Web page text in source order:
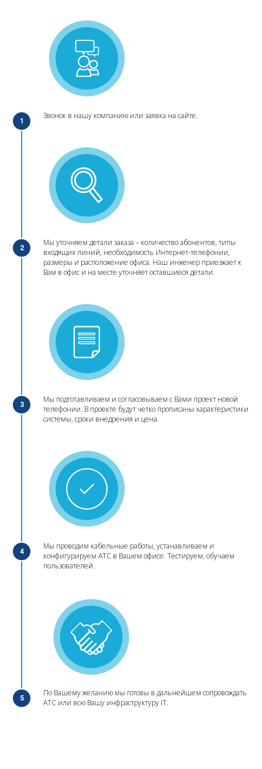
1
Звонок в нашу компанию или заявка на сайте.
2
Мы уточняем детали заказа – количество абонентов, типы
входящих линий, необходимость Интернет-телефонии,
размеры и расположение офиса. Наш инженер приезжает к
Вам в офис и на месте уточняет оставшиеся детали.
3
Мы подготавливаем и согласовываем с Вами проект новой
телефонии. В проекте будут четко прописаны характеристики
системы, сроки внедрения и цена.
4
Мы проводим кабельные работы, устанавливаем и
конфигурируем АТС в Вашем офисе. Тестируем, обучаем
пользователей.
5
По Вашему желанию мы готовы в дальнейшем сопровождать
АТС или всю Вашу инфраструктуру IT.